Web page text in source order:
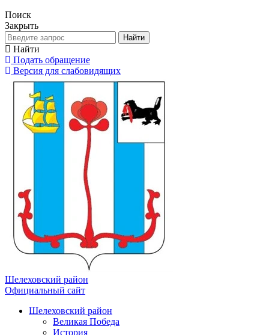
Поиск
Закрыть
Найти
Найти
Подать обращение
Версия для слабовидящих
Шелеховский район
Официальный сайт
Шелеховский район
Великая Победа
История